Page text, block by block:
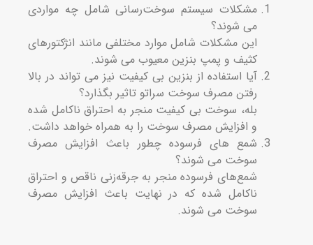
مشکلات سیستم سوخت‌رسانی شامل چه مواردی
می شوند؟
این مشکلات شامل موارد مختلفی مانند انژکتورهای
کثیف و پمپ بنزین معیوب می شوند.
آیا استفاده از بنزین بی کیفیت نیز می تواند در بالا
رفتن مصرف سوخت سراتو تاثیر بگذارد؟
بله، سوخت بی کیفیت منجر به احتراق ناکامل شده
و افزایش مصرف سوخت را به همراه خواهد داشت.
شمع ‌های فرسوده چطور باعث افزایش مصرف
سوخت می شوند؟
شمع‌های فرسوده منجر به جرقه‌زنی ناقص و احتراق
ناکامل شده که در نهایت باعث افزایش مصرف
سوخت می شوند.